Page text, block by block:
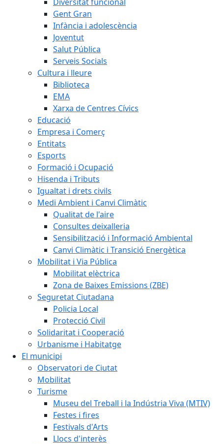
Gent Gran
Infància i adolescència
Joventut
Salut Pública
Serveis Socials
Cultura i lleure
Biblioteca
EMA
Xarxa de Centres Cívics
Educació
Empresa i Comerç
Entitats
Esports
Formació i Ocupació
Hisenda i Tributs
Igualtat i drets civils
Medi Ambient i Canvi Climàtic
Qualitat de l'aire
Consultes deixalleria
Sensibilització i Informació Ambiental
Canvi Climàtic i Transició Energètica
Mobilitat i Via Pública
Mobilitat elèctrica
Zona de Baixes Emissions (ZBE)
Seguretat Ciutadana
Policia Local
Protecció Civil
Solidaritat i Cooperació
Urbanisme i Habitatge
El municipi
Observatori de Ciutat
Mobilitat
Turisme
Museu del Treball i la Indústria Viva (MTIV)
Festes i fires
Festivals d'Arts
Llocs d'interès